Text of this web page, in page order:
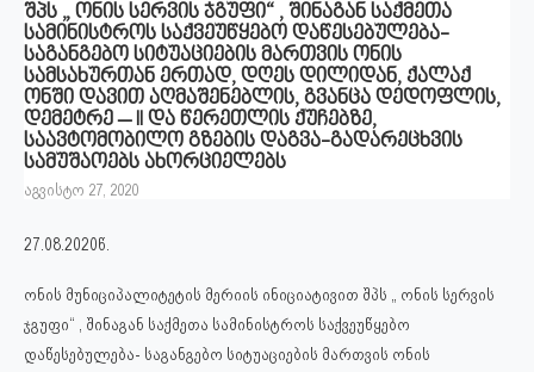
შპს „ ონის სერვის ჯგუფი“ , შინაგან საქმეთა
სამინისტროს საქვეუწყებო დაწესებულება-
საგანგებო სიტუაციების მართვის ონის
სამსახურთან ერთად, დღეს დილიდან, ქალაქ
ონში დავით აღმაშენებლის, გვანცა დედოფლის,
დემეტრე – II და წერეთლის ქუჩებზე,
საავტომობილო გზების დაგვა-გადარეცხვის
სამუშაოებს ახორციელებს
აგვისტო 27, 2020
27.08.2020წ.
ონის მუნიციპალიტეტის მერიის ინიციატივით შპს „ ონის სერვის
ჯგუფი“ , შინაგან საქმეთა სამინისტროს საქვეუწყებო
დაწესებულება- საგანგებო სიტუაციების მართვის ონის